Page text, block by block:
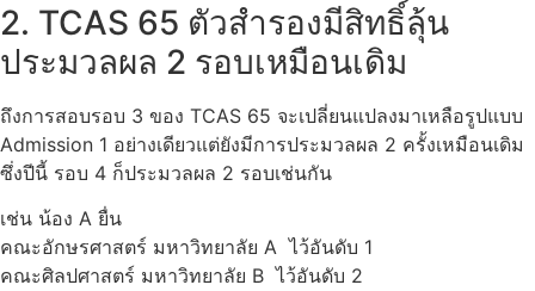
2. TCAS 65 ตัวสำรองมีสิทธิ์ลุ้น
ประมวลผล 2 รอบเหมือนเดิม
ถึงการสอบรอบ 3 ของ TCAS 65 จะเปลี่ยนแปลงมาเหลือรูปแบบ
Admission 1 อย่างเดียวแต่ยังมีการประมวลผล 2 ครั้งเหมือนเดิม
ซึ่งปีนี้ รอบ 4 ก็ประมวลผล 2 รอบเช่นกัน
เช่น น้อง A ยื่น
คณะอักษรศาสตร์ มหาวิทยาลัย A ไว้อันดับ 1
คณะศิลปศาสตร์ มหาวิทยาลัย B ไว้อันดับ 2